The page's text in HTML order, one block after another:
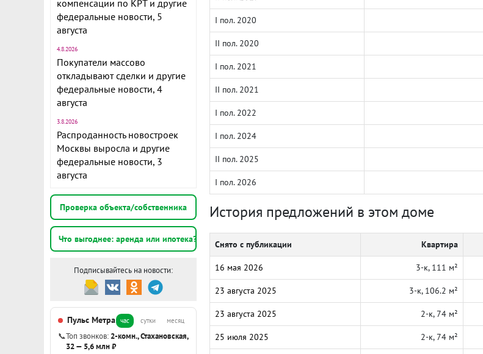
компенсации по КРТ и другие
федеральные новости, 5
августа
4.8.2026
Покупатели массово
откладывают сделки и другие
федеральные новости, 4
августа
3.8.2026
Распроданность новостроек
Москвы выросла и другие
федеральные новости, 3
августа
Проверка объекта/собственника
Что выгоднее: аренда или ипотека?
Подписывайтесь на новости:
Пульс Метра час сутки месяц
📞Топ звонков: 2-комн., Стахановская,
32 — 5,6 млн ₽
I пол. 2020
II пол. 2020
I пол. 2021
II пол. 2021
I пол. 2022
I пол. 2024
II пол. 2025
I пол. 2026
История предложений в этом доме
Снято с публикации Квартира
16 мая 2026 3-к, 111 м²
23 августа 2025 3-к, 106.2 м²
23 августа 2025 2-к, 74 м²
25 июля 2025 2-к, 74 м²